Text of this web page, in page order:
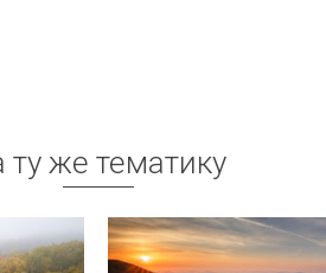
ту же тематику